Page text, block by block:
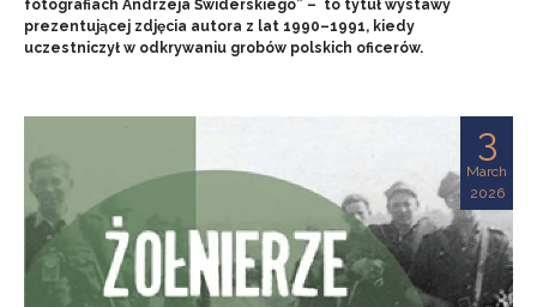
fotografiach Andrzeja Świderskiego” – to tytuł wystawy
prezentującej zdjęcia autora z lat 1990–1991, kiedy
uczestniczył w odkrywaniu grobów polskich oficerów.
3
March
2026